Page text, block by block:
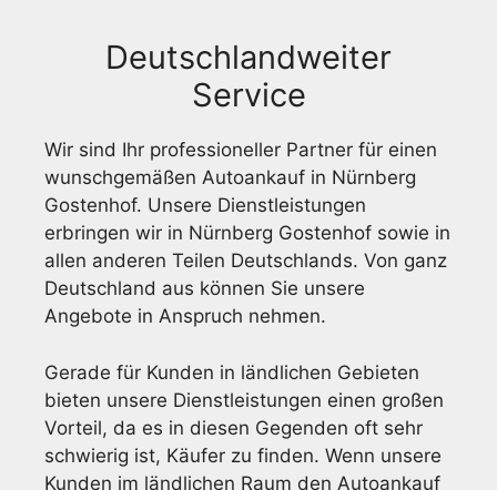
Deutschlandweiter
Service
Wir sind Ihr professioneller Partner für einen
wunschgemäßen Autoankauf in Nürnberg
Gostenhof. Unsere Dienstleistungen
erbringen wir in Nürnberg Gostenhof sowie in
allen anderen Teilen Deutschlands. Von ganz
Deutschland aus können Sie unsere
Angebote in Anspruch nehmen.
Gerade für Kunden in ländlichen Gebieten
bieten unsere Dienstleistungen einen großen
Vorteil, da es in diesen Gegenden oft sehr
schwierig ist, Käufer zu finden. Wenn unsere
Kunden im ländlichen Raum den Autoankauf